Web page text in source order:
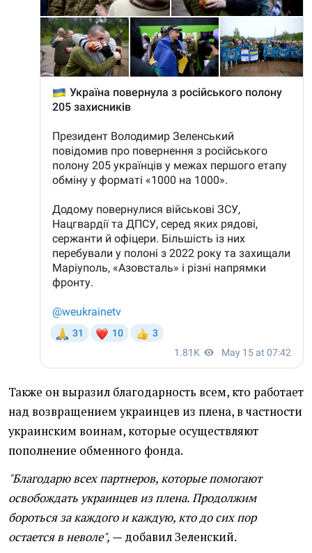
Также он выразил благодарность всем, кто работает
над возвращением украинцев из плена, в частности
украинским воинам, которые осуществляют
пополнение обменного фонда.
"Благодарю всех партнеров, которые помогают
освобождать украинцев из плена. Продолжим
бороться за каждого и каждую, кто до сих пор
остается в неволе", — добавил Зеленский.